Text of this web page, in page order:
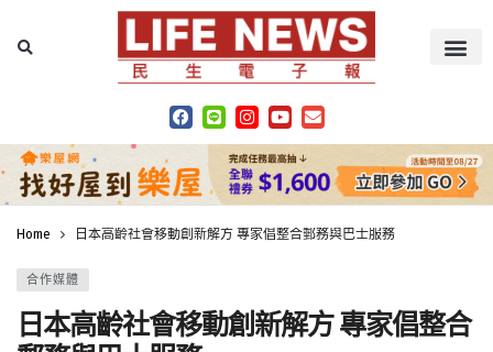
Home 日本高齡社會移動創新解方 專家倡整合郵務與巴士服務
合作媒體
日本高齡社會移動創新解方 專家倡整合